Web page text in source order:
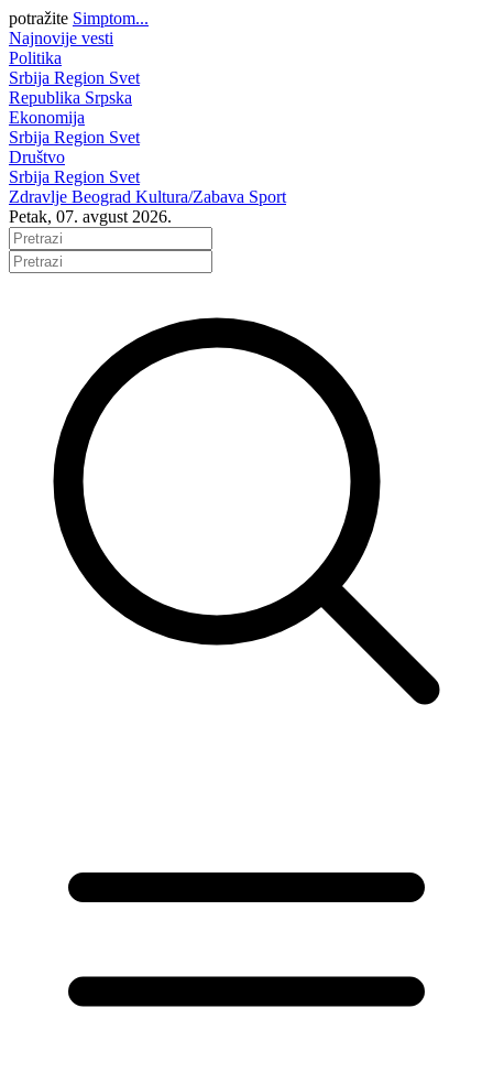
potražite Simptom...
Najnovije vesti
Politika
Srbija Region Svet
Republika Srpska
Ekonomija
Srbija Region Svet
Društvo
Srbija Region Svet
Zdravlje Beograd Kultura/Zabava Sport
Petak, 07. avgust 2026.